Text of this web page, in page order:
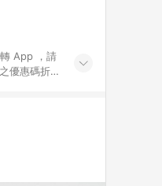
App ，請
優惠碼折
貨後 45 天
訂單，不